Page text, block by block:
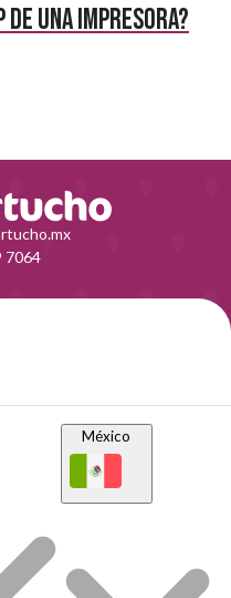
de una impresora?
7064
México